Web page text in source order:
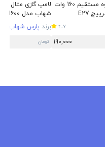
لامپ گازی بخار جیوه مستقیم 160 وات
4.7
190,000
شهاب مدل MH600 سرپیچ E40
برند پارس شهاب
تومان